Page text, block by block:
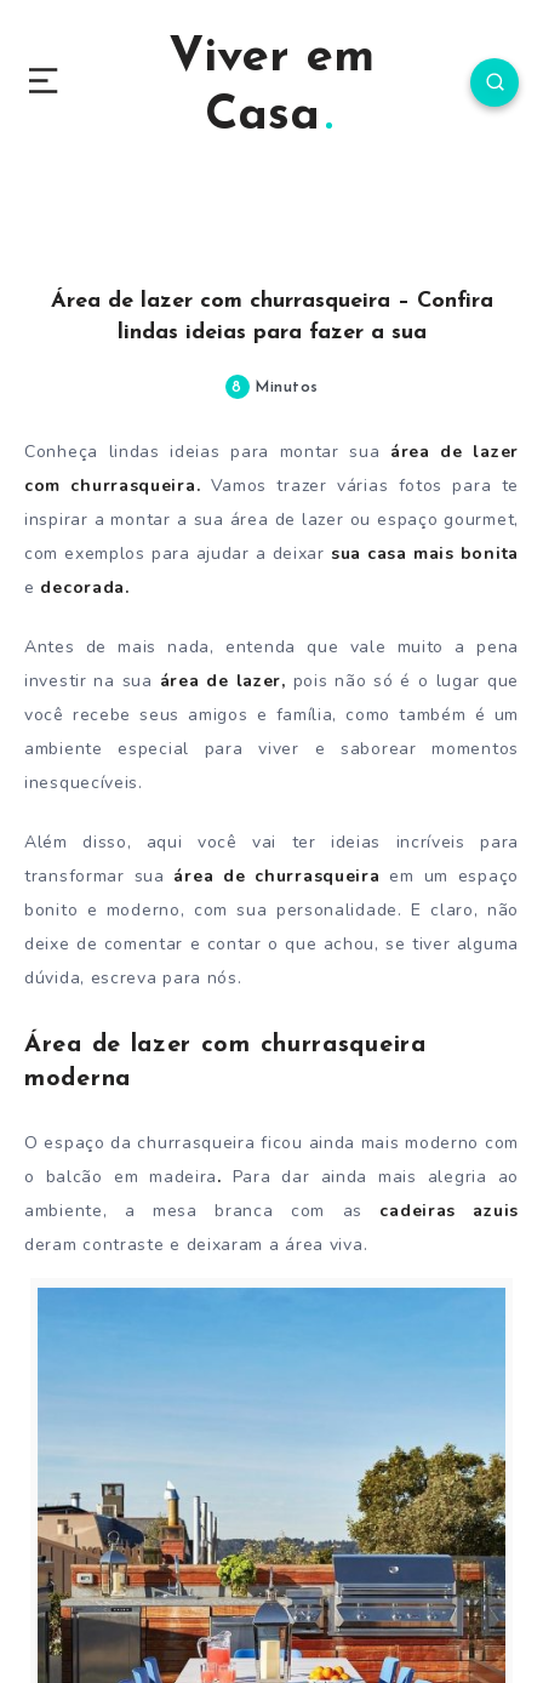
Viver em
Casa
Área de lazer com churrasqueira – Confira
lindas ideias para fazer a sua
8 Minutos
Conheça lindas ideias para montar sua área de lazer
com churrasqueira. Vamos trazer várias fotos para te
inspirar a montar a sua área de lazer ou espaço gourmet,
com exemplos para ajudar a deixar sua casa mais bonita
e decorada.
Antes de mais nada, entenda que vale muito a pena
investir na sua área de lazer, pois não só é o lugar que
você recebe seus amigos e família, como também é um
ambiente especial para viver e saborear momentos
inesquecíveis.
Além disso, aqui você vai ter ideias incríveis para
transformar sua área de churrasqueira em um espaço
bonito e moderno, com sua personalidade. E claro, não
deixe de comentar e contar o que achou, se tiver alguma
dúvida, escreva para nós.
Área de lazer com churrasqueira
moderna
O espaço da churrasqueira ficou ainda mais moderno com
o balcão em madeira. Para dar ainda mais alegria ao
ambiente, a
mesa branca com as cadeiras azuis
deram contraste e deixaram a área viva.